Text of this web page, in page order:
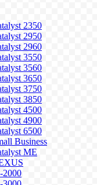
2350
2950
2960
3550
3560
3650
3750
3850
4500
4900
6500
Business
ME
2000